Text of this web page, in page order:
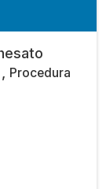
Procedura